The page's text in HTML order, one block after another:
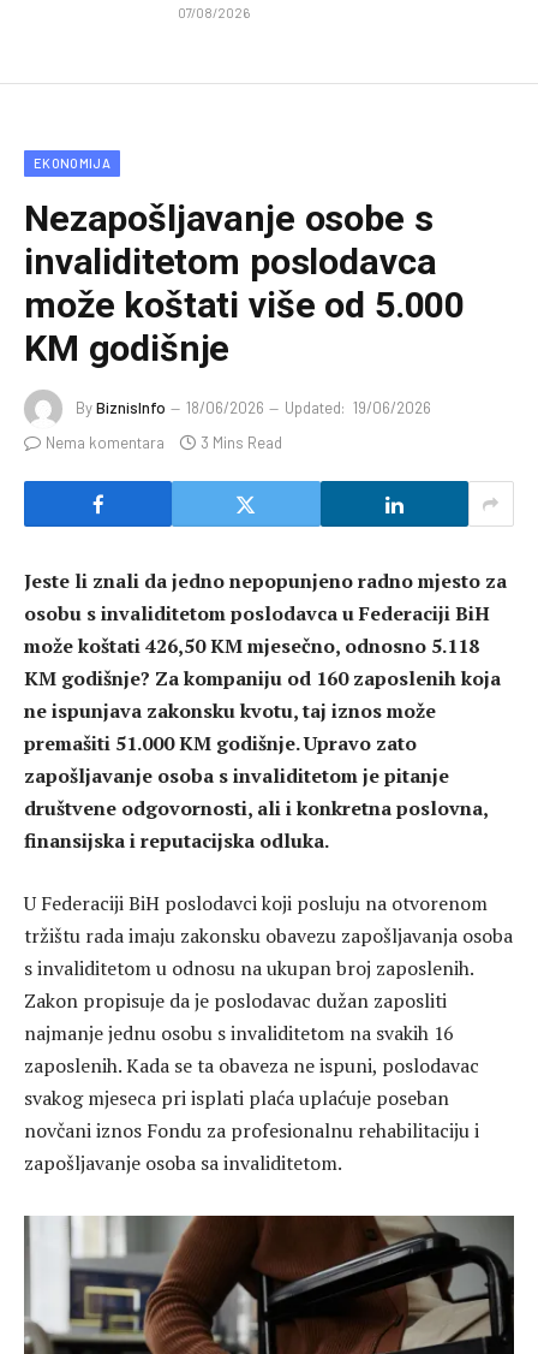
07/08/2026
EKONOMIJA
Nezapošljavanje osobe s
invaliditetom poslodavca
može koštati više od 5.000
KM godišnje
ByBiznisInfo 18/06/2026 Updated: 19/06/2026
Nema komentara
3 Mins Read
Jeste li znali da jedno nepopunjeno radno mjesto za
osobu s invaliditetom poslodavca u Federaciji BiH
može koštati 426,50 KM mjesečno, odnosno 5.118
KM godišnje? Za kompaniju od 160 zaposlenih koja
ne ispunjava zakonsku kvotu, taj iznos može
premašiti 51.000 KM godišnje. Upravo zato
zapošljavanje osoba s invaliditetom je pitanje
društvene odgovornosti, ali i konkretna poslovna,
finansijska i reputacijska odluka.
U Federaciji BiH poslodavci koji posluju na otvorenom
tržištu rada imaju zakonsku obavezu zapošljavanja osoba
s invaliditetom u odnosu na ukupan broj zaposlenih.
Zakon propisuje da je poslodavac dužan zaposliti
najmanje jednu osobu s invaliditetom na svakih 16
zaposlenih. Kada se ta obaveza ne ispuni, poslodavac
svakog mjeseca pri isplati plaća uplaćuje poseban
novčani iznos Fondu za profesionalnu rehabilitaciju i
zapošljavanje osoba sa invaliditetom.